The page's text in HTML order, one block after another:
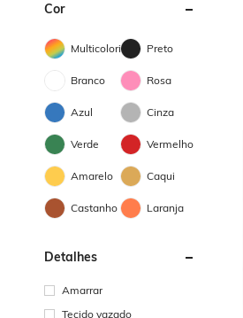
Cor
Multicolorido Preto
Branco Rosa
Azul Cinza
Verde Vermelho
Amarelo Caqui
Castanho Laranja
Detalhes
Amarrar
Tecido vazado